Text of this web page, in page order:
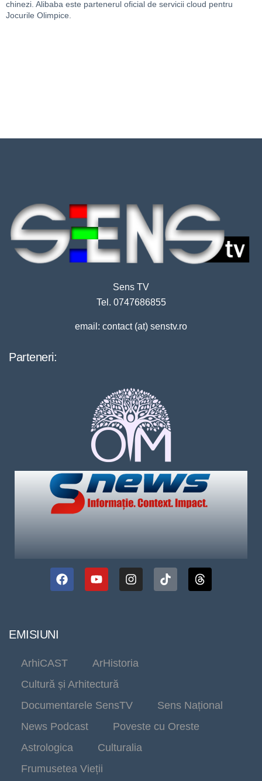
chinezi. Alibaba este partenerul oficial de servicii cloud pentru
Jocurile Olimpice.
Sens TV
Tel. 0747686855
email: contact (at) senstv.ro
Parteneri:
EMISIUNI
ArhiCAST
ArHistoria
Cultură și Arhitectură
Documentarele SensTV
Sens Național
News Podcast
Poveste cu Oreste
Astrologica
Culturalia
Frumusetea Vieții